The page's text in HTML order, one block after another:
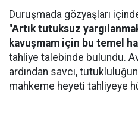
Duruşmada gözyaşları
"Artık tutuksuz
kavuşmam için bu temel
tahliye talebinde bulundu.
ardından savcı,
mahkeme heyeti tahliyeye